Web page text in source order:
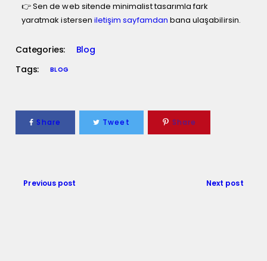
👉 Sen de web sitende minimalist tasarımla fark
yaratmak istersen iletişim sayfamdan bana ulaşabilirsin.
Categories:
Blog
Tags:
BLOG
Share Tweet Share
Previous post Next post